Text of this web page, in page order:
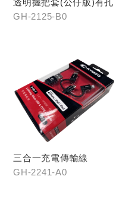
GH-2125-B0
三合一充電傳輸線
GH-2241-A0